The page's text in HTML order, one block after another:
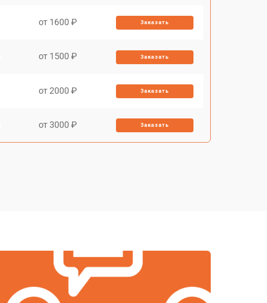
от 1600 ₽ Заказать
от 1500 ₽ Заказать
от 2000 ₽ Заказать
от 3000 ₽ Заказать
от 1450 ₽
от 1900 ₽ Заказать